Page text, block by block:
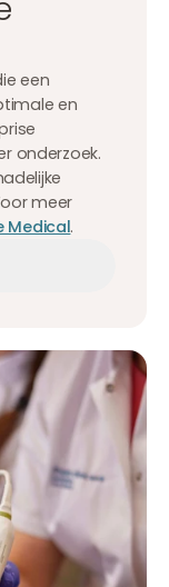
een
en
onderzoek.
meer
Medical.